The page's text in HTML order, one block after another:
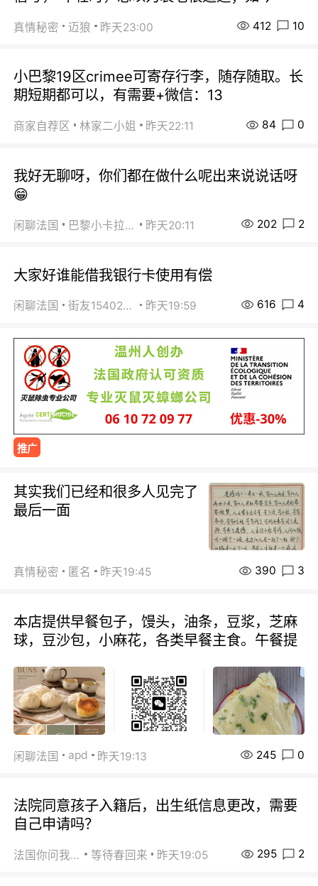
真情秘密 迈狼 昨天23:00 412 10
小巴黎19区crimee可寄存行李，随存随取。长
期短期都可以，有需要+微信：13
商家自荐区 林家二小姐 昨天22:11 84 0
我好无聊呀，你们都在做什么呢出来说说话呀
😁
闲聊法国 巴黎小卡拉咪 昨天20:11 202 2
大家好谁能借我银行卡使用有偿
闲聊法国 街友15402223 昨天19:59 616 4
推广
其实我们已经和很多人见完了
最后一面
真情秘密 匿名 昨天19:45 390 3
本店提供早餐包子，馒头，油条，豆浆，芝麻
球，豆沙包，小麻花，各类早餐主食。午餐提
闲聊法国 apd 昨天19:13 245 0
法院同意孩子入籍后，出生纸信息更改，需要
自己申请吗？
法国你问我答 等待春回来 昨天19:05 295 2